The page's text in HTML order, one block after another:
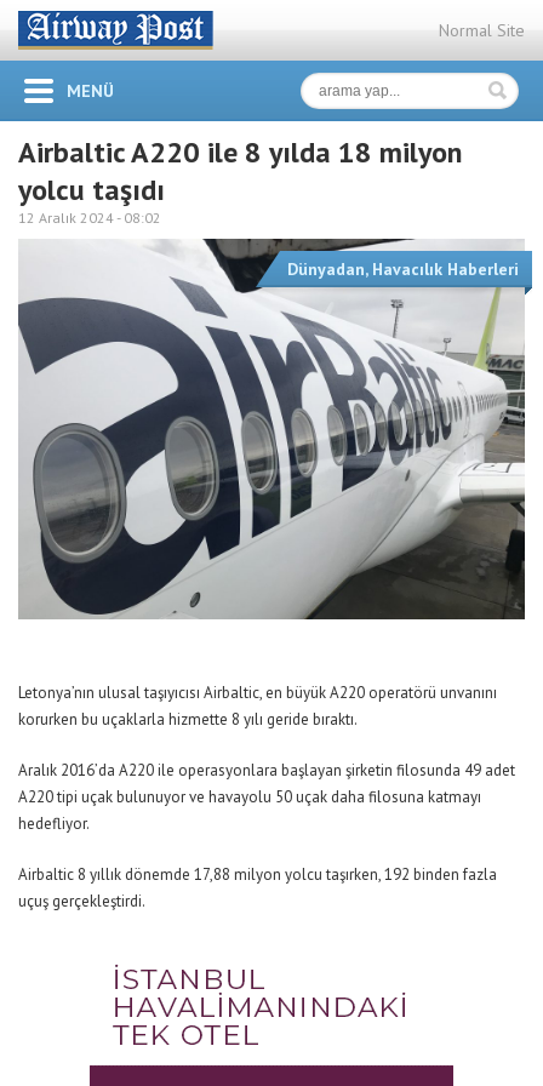
Normal Site
MENÜ
Airbaltic A220 ile 8 yılda 18 milyon
yolcu taşıdı
12 Aralık 2024 - 08:02
Dünyadan, Havacılık Haberleri
Letonya’nın ulusal taşıyıcısı Airbaltic, en büyük A220 operatörü unvanını
korurken bu uçaklarla hizmette 8 yılı geride bıraktı.
Aralık 2016’da A220 ile operasyonlara başlayan şirketin filosunda 49 adet
A220 tipi uçak bulunuyor ve havayolu 50 uçak daha filosuna katmayı
hedefliyor.
Airbaltic 8 yıllık dönemde 17,88 milyon yolcu taşırken, 192 binden fazla
uçuş gerçekleştirdi.